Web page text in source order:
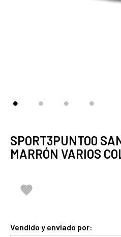
SPORT3PUNTO0
MARRÓN VARIOS

Vendido y enviado por: